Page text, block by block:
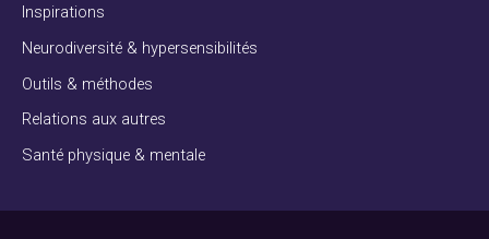
Inspirations
Neurodiversité & hypersensibilités
Outils & méthodes
Relations aux autres
Santé physique & mentale